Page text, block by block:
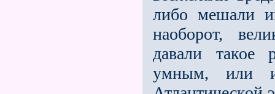
либо мешали
наоборот,
давали такое
умным, или